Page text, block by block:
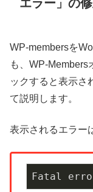
エラー」の
WP-membersを
も、WP-Members
ックすると表示さ
て説明します。
表示されるエラー
Fatal